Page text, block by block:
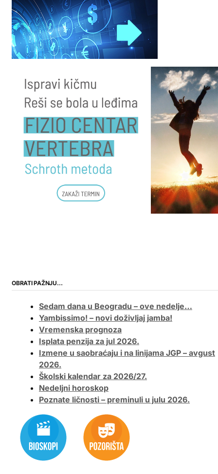
OBRATI PAŽNJU…
Sedam dana u Beogradu – ove nedelje…
Yambissimo! – novi doživljaj jamba!
Vremenska prognoza
Isplata penzija za jul 2026.
Izmene u saobraćaju i na linijama JGP – avgust
2026.
Školski kalendar za 2026/27.
Nedeljni horoskop
Poznate ličnosti – preminuli u julu 2026.